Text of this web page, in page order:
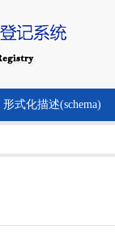
形式化描述(schema)